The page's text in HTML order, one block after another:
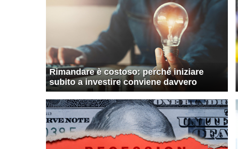
Rimandare è costoso: perché iniziare
subito a investire conviene davvero